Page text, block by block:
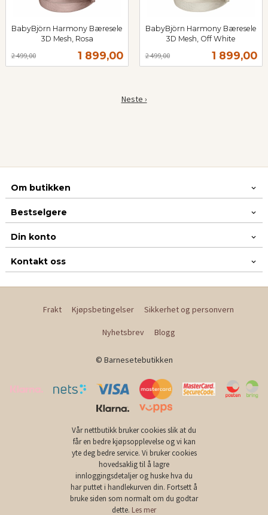
BabyBjörn Harmony Bæresele
3D Mesh, Rosa
Tilbud
1 899,00
2 499,00
mva.
BabyBjörn Harmony Bæresele
3D Mesh, Off White
Tilbud
1 899,00
2 499,00
mva.
Neste ›
Om butikken
Bestselgere
Din konto
Kontakt oss
Frakt Kjøpsbetingelser Sikkerhet og personvern
Nyhetsbrev Blogg
© Barnesetebutikken
Vår nettbutikk bruker cookies slik at du
får en bedre kjøpsopplevelse og vi kan
yte deg bedre service. Vi bruker cookies
hovedsaklig til å lagre
innloggingsdetaljer og huske hva du
har puttet i handlekurven din. Fortsett å
bruke siden som normalt om du godtar
dette. Les mer